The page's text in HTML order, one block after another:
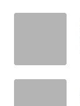
MASYARAKAT
ID